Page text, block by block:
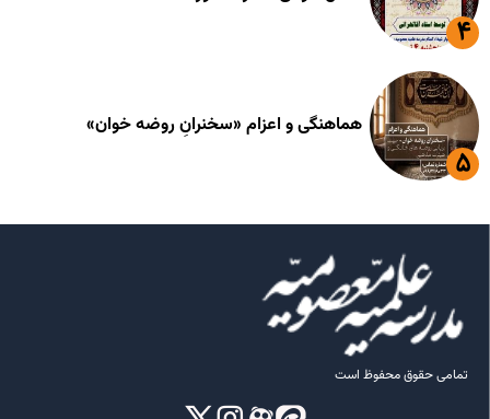
هماهنگی و اعزام «سخنرانِ روضه خوان»
تمامی حقوق محفوظ است